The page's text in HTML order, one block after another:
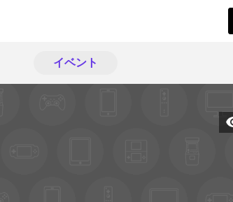
イベント